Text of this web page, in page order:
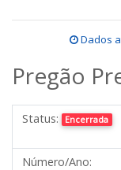
Dados
Pregão
Status: Encerrada
Número/Ano: